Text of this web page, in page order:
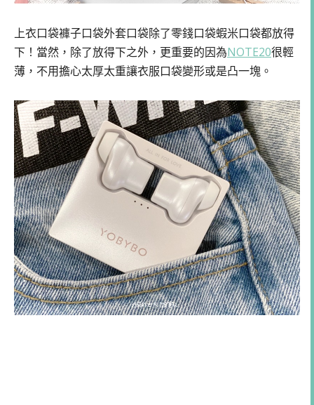
上衣口袋褲子口袋外套口袋除了零錢口袋蝦米口袋都放得
下！當然，除了放得下之外，更重要的因為NOTE20很輕
薄，不用擔心太厚太重讓衣服口袋變形或是凸一塊。